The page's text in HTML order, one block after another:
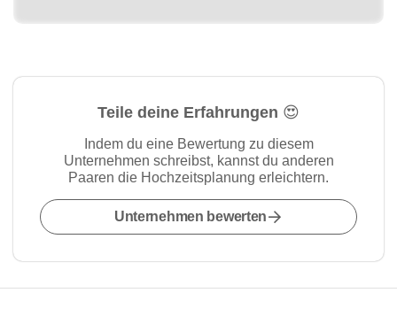
Teile deine Erfahrungen 😍
Indem du eine Bewertung zu diesem
Unternehmen schreibst, kannst du anderen
Paaren die Hochzeitsplanung erleichtern.
Unternehmen bewerten